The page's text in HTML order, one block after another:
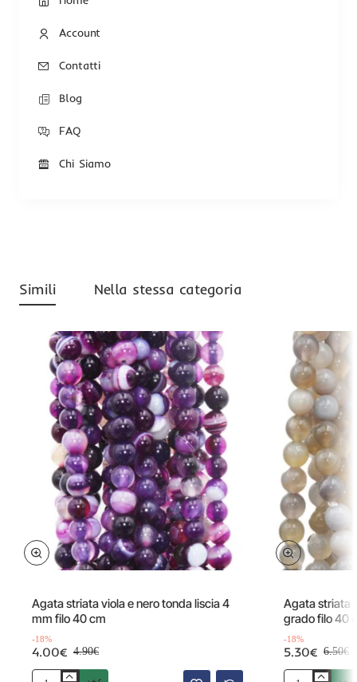
Account
Contatti
Blog
FAQ
Chi Siamo
Simili Nella stessa categoria
Agata striata viola e nero tonda liscia 4
mm filo 40 cm
-18%
4.00€ 4.90€
Agata striata
grado filo 40
-18%
5.30€ 6.50€